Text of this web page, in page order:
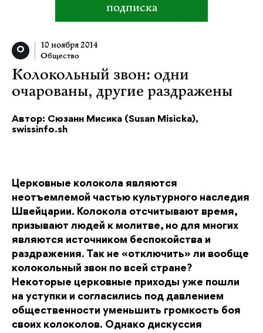
подписка
10 ноября 2014
Общество
Колокольный звон: одни
очарованы, другие раздражены
Автор: Сюзанн Мисика (Susan Misicka),
swissinfo.sh
Церковные колокола являются
неотъемлемой частью культурного наследия
Швейцарии. Колокола отсчитывают время,
призывают людей к молитве, но для многих
являются источником беспокойства и
раздражения. Так не «отключить» ли вообще
колокольный звон по всей стране?
Некоторые церковные приходы уже пошли
на уступки и согласились под давлением
общественности уменьшить громкость боя
своих колоколов. Однако дискуссия